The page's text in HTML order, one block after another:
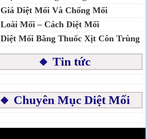
Giá Diệt Mối Và Chống Mối
Loài Mối – Cách Diệt Mối
Diệt Mối Bằng Thuốc Xịt Côn Trùng
🔸 Tin tức
🔸 Chuyên Mục Diệt Mối